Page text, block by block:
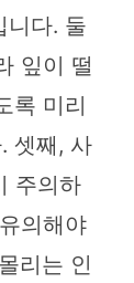
니다. 둘
잎이 떨
록 미리
셋째, 사
주의하
의해야
리는 인